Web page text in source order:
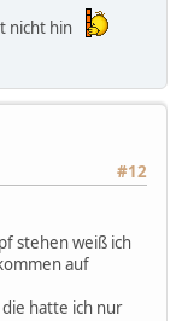
nicht hin
#12
stehen weiß ich
auf
hatte ich nur